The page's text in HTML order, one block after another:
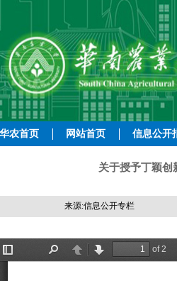
华农首页 网站首页 信息公开
关于授予丁颖创
来源:信息公开专栏